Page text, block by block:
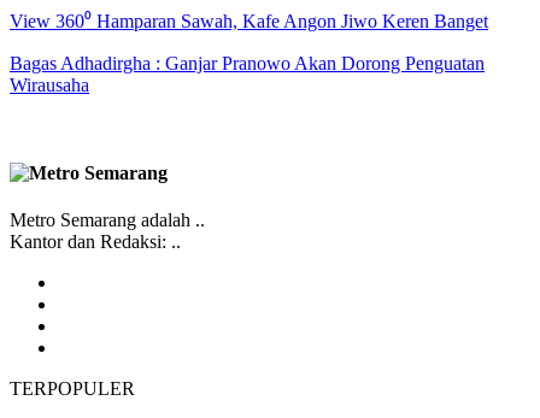
View 360⁰ Hamparan Sawah, Kafe Angon Jiwo Keren Banget
Bagas Adhadirgha : Ganjar Pranowo Akan Dorong Penguatan
Wirausaha
Metro Semarang adalah ..
Kantor dan Redaksi: ..
TERPOPULER